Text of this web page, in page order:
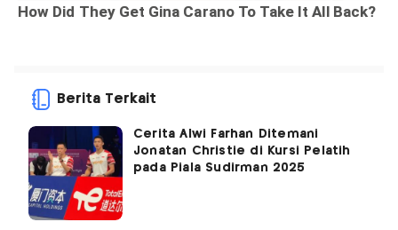
Berita Terkait
Cerita Alwi Farhan Ditemani
Jonatan Christie di Kursi Pelatih
pada Piala Sudirman 2025